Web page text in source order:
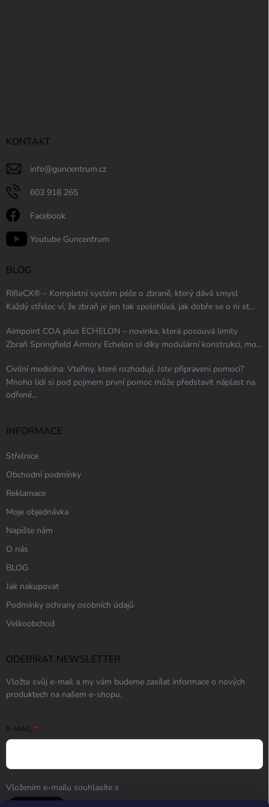
KONTAKT
info@guncentrum.cz
603 918 265
Facebook
Youtube Guncentrum
BLOG
RifleCX® – Kompletní systém péče o zbraně, který dává smysl
Každý střelec ví, že zbraň je jen tak spolehlivá, jak dobře se o ni st...
Aimpoint COA plus ECHELON – novinka, která posouvá limity
Zbraň Springfield Armory Echelon si díky modulární konstrukci, mo...
Civilní medicína: Vteřiny, které rozhodují. Jste připraveni pomoci?
Mnoho lidí si pod pojmem první pomoc může představit náplast na
odřené...
INFORMACE
Střelnice
Obchodní podmínky
Reklamace
Moje objednávka
Napište nám
O nás
BLOG
Jak nakupovat
Podmínky ochrany osobních údajů
Velkoobchod
ODEBÍRAT NEWSLETTER
Vložte svůj e-mail a my vám budeme zasílat informace o nových
produktech na našem e-shopu.
E-MAIL
Vložením e-mailu souhlasíte s